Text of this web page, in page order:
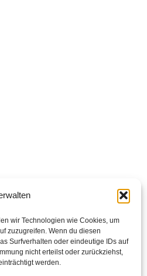
wir Technologien wie Cookies, um
zuzugreifen. Wenn du diesen
Surfverhalten oder eindeutige IDs auf
nicht erteilst oder zurückziehst,
werden.